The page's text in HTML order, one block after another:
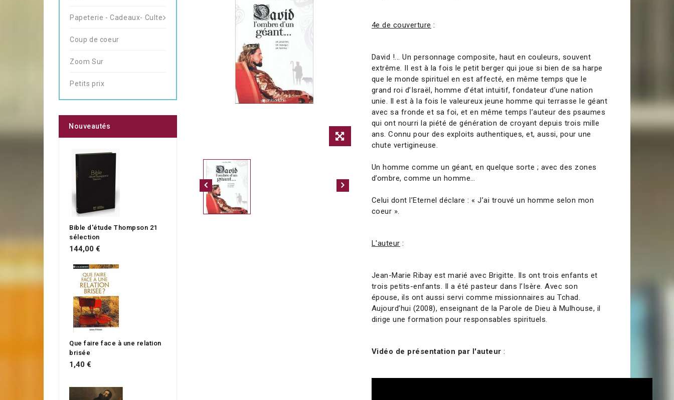
4e de couverture :
David !... Un personnage composite, haut en couleurs, souvent
extrême. Il est à la fois le petit berger qui joue si bien de sa harpe
que le monde spirituel en est affecté, en même temps que le
grand roi d’Israël, homme d’état intuitif, fondateur d’une nation
unie. Il est à la fois le valeureux jeune homme qui terrasse le géant
avec sa fronde et sa foi, et en même temps l’auteur des psaumes
qui ont nourri la piété de génération de croyant depuis trois mille
ans. Connu pour des exploits authentiques, et, aussi, pour une
chute vertigineuse.
Un homme comme un géant, en quelque sorte ; avec des zones
d’ombre, comme un homme…
Celui dont l’Eternel déclare : « J’ai trouvé un homme selon mon
coeur ».
L'auteur :
Jean-Marie Ribay est marié avec Brigitte. Ils ont trois enfants et
trois petits-enfants. Il a été pasteur dans l’Isère. Avec son
épouse, ils ont aussi servi comme missionnaires au Tchad.
Aujourd’hui (2008), enseignant de la Parole de Dieu à Mulhouse, il
dirige une formation pour responsables spirituels.
Vidéo de présentation par l'auteur :
Papeterie - Cadeaux- Culte
Coup de coeur
Zoom Sur
Petits prix
Nouveautés
Bible d'étude Thompson 21
sélection
144,00 €
Que faire face à une relation
brisée
1,40 €